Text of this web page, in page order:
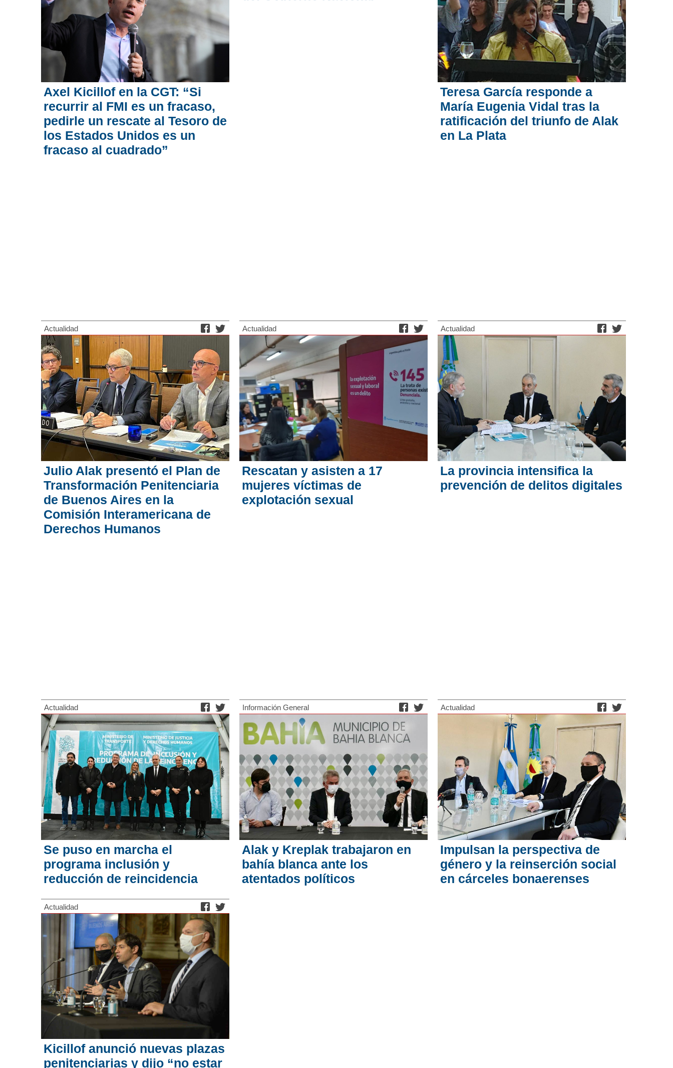
Axel Kicillof en la CGT: “Si
recurrir al FMI es un fracaso,
pedirle un rescate al Tesoro de
los Estados Unidos es un
fracaso al cuadrado”
Teresa García responde a
María Eugenia Vidal tras la
ratificación del triunfo de Alak
en La Plata
Actualidad
Julio Alak presentó el Plan de
Transformación Penitenciaria
de Buenos Aires en la
Comisión Interamericana de
Derechos Humanos
Actualidad
Rescatan y asisten a 17
mujeres víctimas de
explotación sexual
Actualidad
La provincia intensifica la
prevención de delitos digitales
Actualidad
Se puso en marcha el
programa inclusión y
reducción de reincidencia
Información General
Alak y Kreplak trabajaron en
bahía blanca ante los
atentados políticos
Actualidad
Impulsan la perspectiva de
género y la reinserción social
en cárceles bonaerenses
Actualidad
Kicillof anunció nuevas plazas
penitenciarias y dijo “no estar